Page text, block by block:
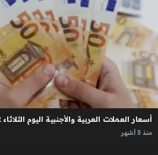
أسعار العملات العربية والأجنبية اليوم الثلاثاء 12 مايو 2026
منذ 3 أشهر